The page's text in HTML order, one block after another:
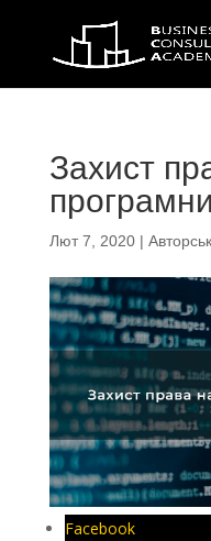
Захист
Лют 7, 2020|
Facebook